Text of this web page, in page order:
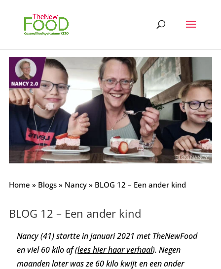
Home » Blogs» Nancy» BLOG 12 – Een ander kind
BLOG 12 – Een ander kind
Nancy (41) startte in januari 2021 met TheNewFood
en viel 60 kilo af (lees hier haar verhaal).Negen
maanden later was ze 60 kilo kwijt en een ander